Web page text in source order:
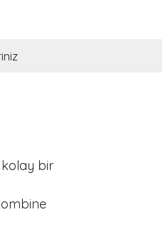
kolay bir